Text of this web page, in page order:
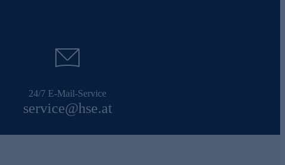
24/7 E-Mail-Service
service@hse.at